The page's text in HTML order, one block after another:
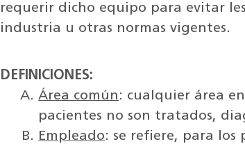
requerir dicho equipo para evitar
industria u otras normas vigentes.
DEFINICIONES:
Área común : cualquier área
pacientes no son tratados,
Empleado: se refiere, para